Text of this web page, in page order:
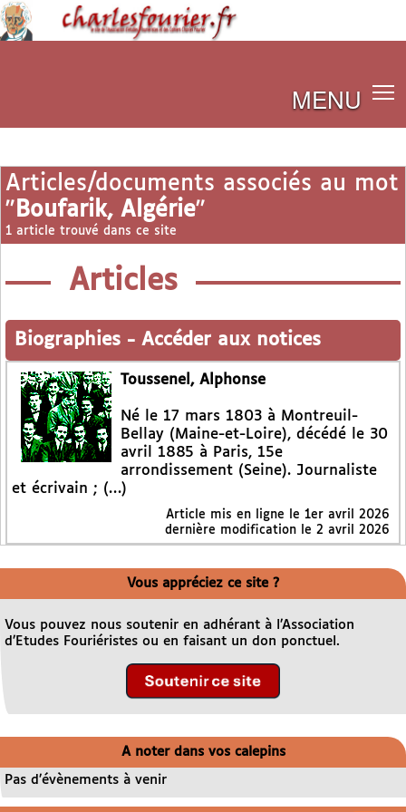
MENU
Articles/documents associés au mot
" Boufarik, Algérie"
1 article trouvé dans ce site
Articles
Biographies - Accéder aux notices
Toussenel, Alphonse
Né le 17 mars 1803 à Montreuil-
Bellay (Maine-et-Loire), décédé le 30
avril 1885 à Paris, 15e
arrondissement (Seine). Journaliste
et écrivain ; (…)
Article mis en ligne le 1er avril 2026
dernière modification le 2 avril 2026
Vous appréciez ce site ?
Vous pouvez nous soutenir en adhérant à l’Association
d’Etudes Fouriéristes ou en faisant un don ponctuel.
A noter dans vos calepins
Pas d’évènements à venir